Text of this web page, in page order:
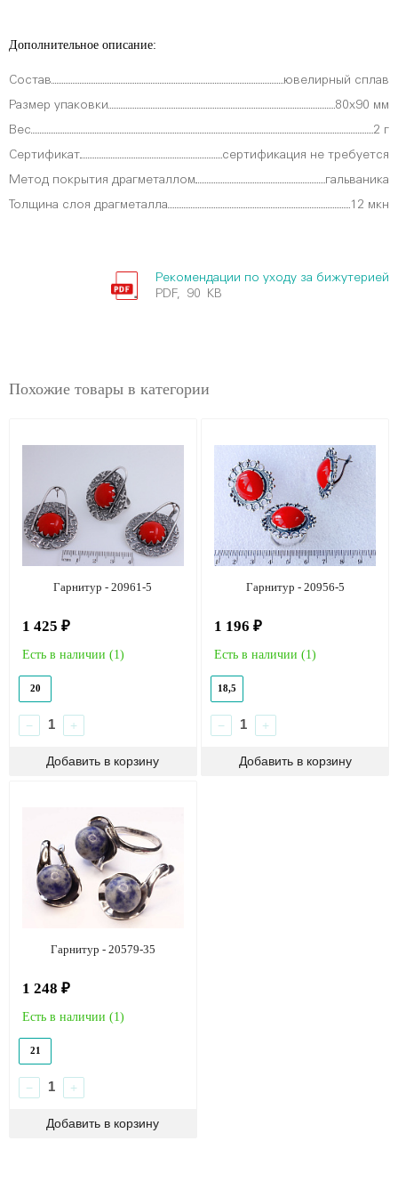
Дополнительное описание:
Состав ювелирный сплав
Размер упаковки 80х90 мм
Вес 2 г
Сертификат сертификация не требуется
Метод покрытия драгметаллом гальваника
Толщина слоя драгметалла 12 мкн
Рекомендации по уходу за бижутерией
PDF, 90 KB
Похожие товары в категории
Гарнитур - 20961-5
1 425 ₽
Есть в наличии (1)
20
− +
Гарнитур - 20956-5
1 196 ₽
Есть в наличии (1)
18,5
− +
Гарнитур - 20579-35
1 248 ₽
Есть в наличии (1)
21
− +